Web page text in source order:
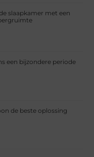
slaapkamer met een
een bijzondere periode
de beste oplossing